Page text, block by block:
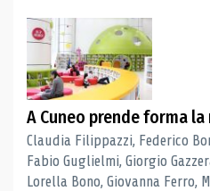
A Cuneo prende forma
Claudia Filippazzi, Federico
Fabio Guglielmi, Giorgio
Lorella Bono, Giovanna Ferro,